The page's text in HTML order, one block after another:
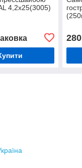
4,2х25(3005)
280